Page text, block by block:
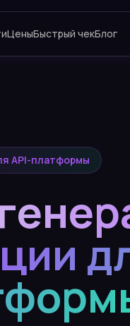
ЦеныБыстрый чекБлог
API-платформы